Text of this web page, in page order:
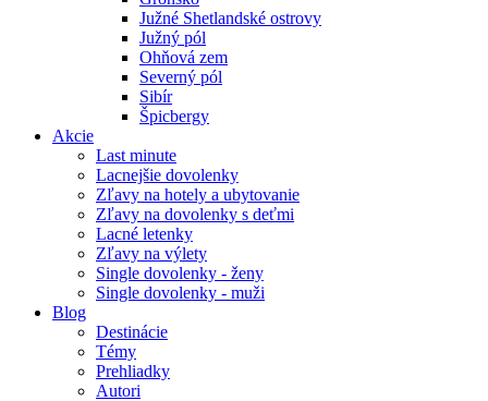
Južné Shetlandské ostrovy
Južný pól
Ohňová zem
Severný pól
Sibír
Špicbergy
Akcie
Last minute
Lacnejšie dovolenky
Zľavy na hotely a ubytovanie
Zľavy na dovolenky s deťmi
Lacné letenky
Zľavy na výlety
Single dovolenky - ženy
Single dovolenky - muži
Blog
Destinácie
Témy
Prehliadky
Autori